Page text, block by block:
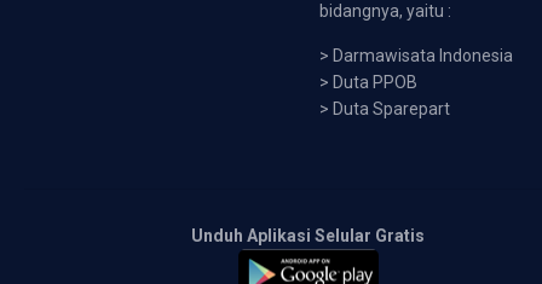
bidangnya, yaitu :
> Darmawisata Indonesia
> Duta PPOB
> Duta Sparepart
Unduh Aplikasi Selular Gratis